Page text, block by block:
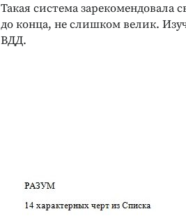
Такая система зарекомендовала
до конца, не слишком велик.
ВДД.